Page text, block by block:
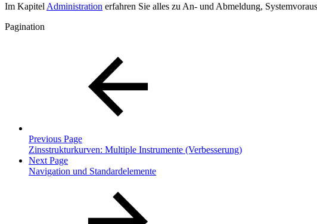
Im Kapitel Administration erfahren Sie alles zu An- und Abmeldung,
Pagination
Previous Page
Zinsstrukturkurven: Multiple Instrumente (Verbesserung)
Next Page
Navigation und Standardelemente